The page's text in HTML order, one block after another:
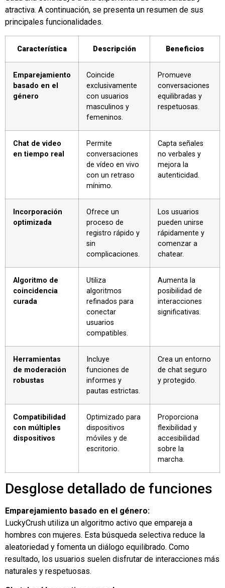
atractiva. A continuación, se presenta un resumen de sus
principales funcionalidades.
Característica Descripción Beneficios
Emparejamiento
basado en el
género
Coincide
exclusivamente
con usuarios
masculinos y
femeninos.
Promueve
conversaciones
equilibradas y
respetuosas.
Chat de video
en tiempo real
Permite
conversaciones
de vídeo en vivo
con un retraso
mínimo.
Capta señales
no verbales y
mejora la
autenticidad.
Incorporación
optimizada
Ofrece un
proceso de
registro rápido y
sin
complicaciones.
Los usuarios
pueden unirse
rápidamente y
comenzar a
chatear.
Algoritmo de
coincidencia
curada
Utiliza
algoritmos
refinados para
conectar
usuarios
compatibles.
Aumenta la
posibilidad de
interacciones
significativas.
Herramientas
de moderación
robustas
Incluye
funciones de
informes y
pautas estrictas.
Crea un entorno
de chat seguro
y protegido.
Compatibilidad
con múltiples
dispositivos
Optimizado para
dispositivos
móviles y de
escritorio.
Proporciona
flexibilidad y
accesibilidad
sobre la
marcha.
Desglose detallado de funciones
Emparejamiento basado en el género:
LuckyCrush utiliza un algoritmo activo que empareja a
hombres con mujeres. Esta búsqueda selectiva reduce la
aleatoriedad y fomenta un diálogo equilibrado. Como
resultado, los usuarios suelen disfrutar de interacciones más
naturales y respetuosas.